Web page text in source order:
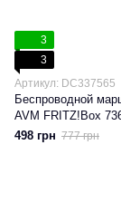
3
3
Артикул: DC337565
Беспроводной
AVM FRITZ!Box
498 грн 777 грн